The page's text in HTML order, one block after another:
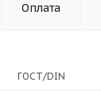
Оплата
ГОСТ/DIN